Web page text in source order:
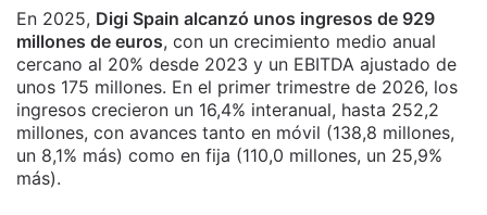
En 2025, Digi Spain alcanzó unos ingresos de 929
millones de euros, con un crecimiento medio anual
cercano al 20% desde 2023 y un EBITDA ajustado de
unos 175 millones. En el primer trimestre de 2026, los
ingresos crecieron un 16,4% interanual, hasta 252,2
millones, con avances tanto en móvil (138,8 millones,
un 8,1% más) como en fija (110,0 millones, un 25,9%
más).